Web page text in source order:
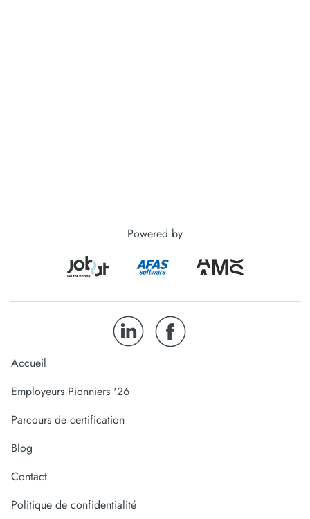
Powered by
Accueil
Employeurs Pionniers '26
Parcours de certification
Blog
Contact
Politique de confidentialité